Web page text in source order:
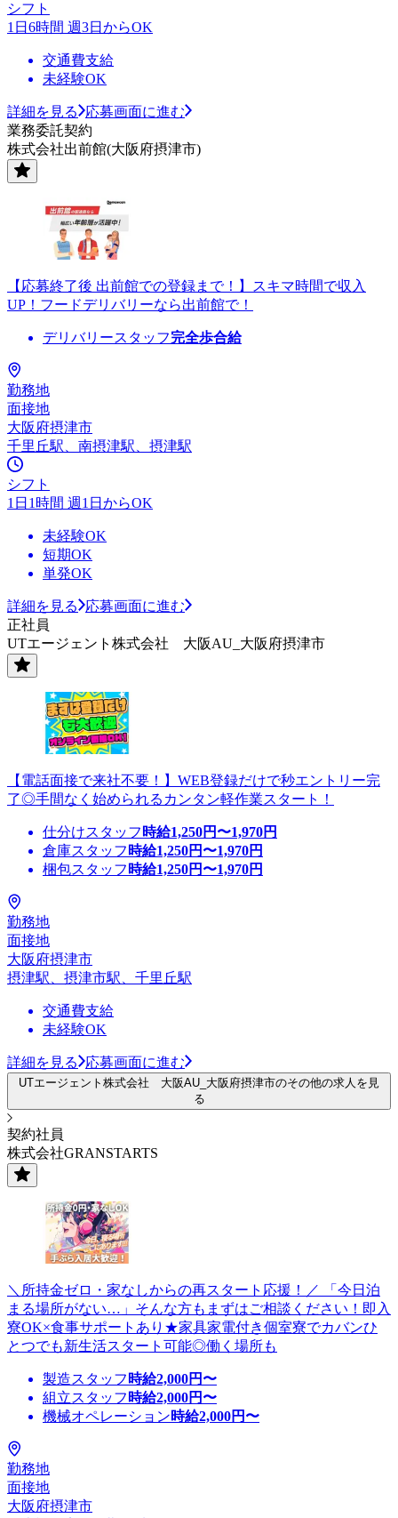
シフト
1日6時間 週3日からOK
交通費支給
未経験OK
詳細を見る
応募画面に進む
業務委託契約
株式会社出前館(大阪府摂津市)
【応募終了後 出前館での登録まで！】スキマ時間で収入
UP！フードデリバリーなら出前館で！
デリバリースタッフ完全歩合給
勤務地
面接地
大阪府摂津市
千里丘駅、南摂津駅、摂津駅
シフト
1日1時間 週1日からOK
未経験OK
短期OK
単発OK
詳細を見る
応募画面に進む
正社員
UTエージェント株式会社 大阪AU_大阪府摂津市
【電話面接で来社不要！】WEB登録だけで秒エントリー完
了◎手間なく始められるカンタン軽作業スタート！
仕分けスタッフ 時給1,250円〜1,970円
倉庫スタッフ 時給1,250円〜1,970円
梱包スタッフ 時給1,250円〜1,970円
勤務地
面接地
大阪府摂津市
摂津駅、摂津市駅、千里丘駅
交通費支給
未経験OK
詳細を見る 応募画面に進む
UTエージェント株式会社 大阪AU_大阪府摂津市のその他の求人を見
る
契約社員
株式会社GRANSTARTS
＼所持金ゼロ・家なしからの再スタート応援！／ 「今日泊
まる場所がない…」そんな方もまずはご相談ください！即入
寮OK×食事サポートあり★家具家電付き個室寮でカバンひ
とつでも新生活スタート可能◎働く場所も
製造スタッフ 時給2,000円〜
組立スタッフ 時給2,000円〜
機械オペレーション時給2,000円〜
勤務地
面接地
大阪府摂津市